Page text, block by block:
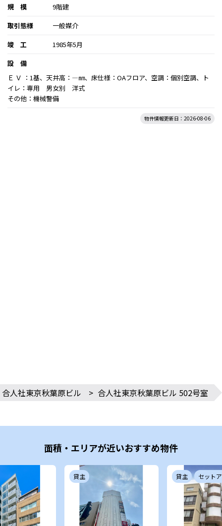
規 模
9階建
取引態様
一般媒介
竣 工
1985年5月
設 備
Ｅ Ｖ ：1基、天井高：―㎜、床仕様：OAフロア、空調：個別空調、ト
イレ：専用 男女別 洋式
その他：機械警備
物件情報更新日：2026-08-06
合人社東京秋葉原ビル > 合人社東京秋葉原ビル 502号室
面積・エリアが近いおすすめ物件
貸主 貸主 セット